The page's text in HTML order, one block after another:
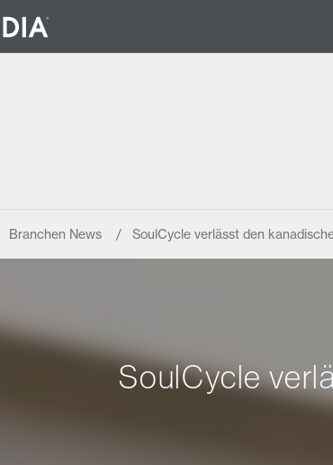
Branchen News SoulCycle verlässt den
SoulCycle